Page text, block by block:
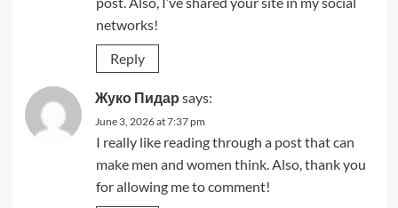
networks!
Reply
Жуко Пидар says:
June 3, 2026 at 7:37 pm
I really like reading through a post that can
make men and women think. Also, thank you
for allowing me to comment!